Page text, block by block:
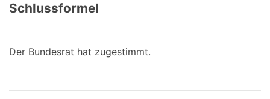
Schlussformel
Der Bundesrat hat zugestimmt.